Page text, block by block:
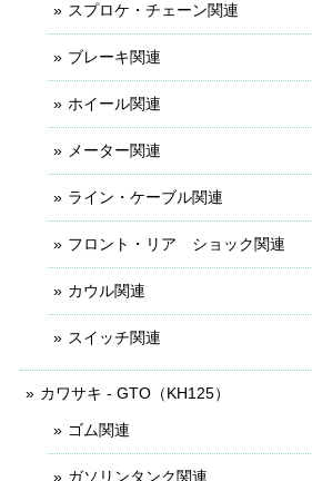
スプロケ・チェーン関連
ブレーキ関連
ホイール関連
メーター関連
ライン・ケーブル関連
フロント・リア ショック関連
カウル関連
スイッチ関連
カワサキ - GTO（KH125）
ゴム関連
ガソリンタンク関連